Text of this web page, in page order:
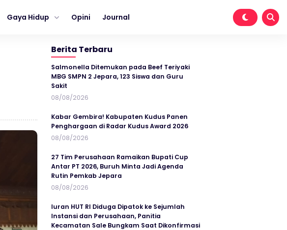
Gaya Hidup Opini Journal
Berita Terbaru
Salmonella Ditemukan pada Beef Teriyaki
MBG SMPN 2 Jepara, 123 Siswa dan Guru
Sakit
08/08/2026
Kabar Gembira! Kabupaten Kudus Panen
Penghargaan di Radar Kudus Award 2026
08/08/2026
27 Tim Perusahaan Ramaikan Bupati Cup
Antar PT 2026, Buruh Minta Jadi Agenda
Rutin Pemkab Jepara
08/08/2026
Iuran HUT RI Diduga Dipatok ke Sejumlah
Instansi dan Perusahaan, Panitia
Kecamatan Sale Bungkam Saat Dikonfirmasi